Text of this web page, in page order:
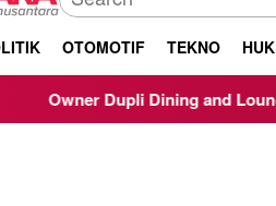
OTOMOTIF TEKNO
Dining and Lounge Chandra